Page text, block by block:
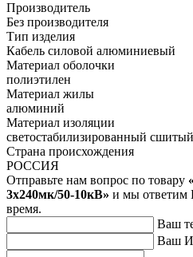
Производитель
Без производителя
Тип изделия
Кабель силовой алюминиевый
Материал оболочки
полиэтилен
Материал жилы
алюминий
Материал изоляции
светостабилизированный
Страна происхождения
РОССИЯ
Отправьте нам вопрос по товару
3х240мк/50-10кВ» и мы ответим
время.
Ваш
Ваш